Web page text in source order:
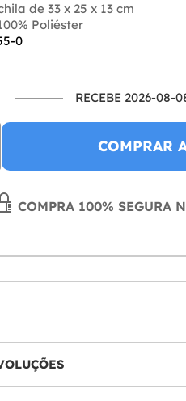
de 33 x 25 x 13 cm
Poliéster
0
RECEBE 2026-08-
COMPRAR
COMPRA 100% SEGURA